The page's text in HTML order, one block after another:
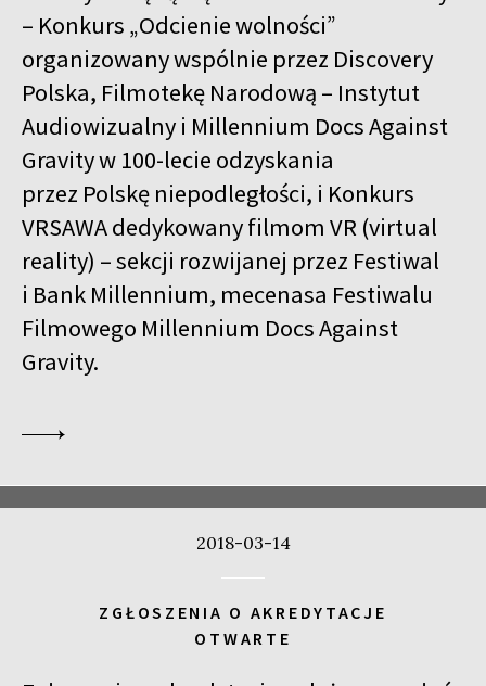
– Konkurs „Odcienie wolności”
organizowany wspólnie przez Discovery
Polska, Filmotekę Narodową – Instytut
Audiowizualny i Millennium Docs Against
Gravity w 100-lecie odzyskania
przez Polskę niepodległości, i Konkurs
VRSAWA dedykowany filmom VR (virtual
reality) – sekcji rozwijanej przez Festiwal
i Bank Millennium, mecenasa Festiwalu
Filmowego Millennium Docs Against
Gravity.
2018-03-14
ZGŁOSZENIA O AKREDYTACJE
OTWARTE